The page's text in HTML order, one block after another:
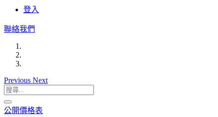
登入
聯絡我們
Previous Next
公開價格表